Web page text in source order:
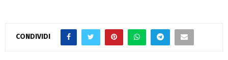
CONDIVIDI